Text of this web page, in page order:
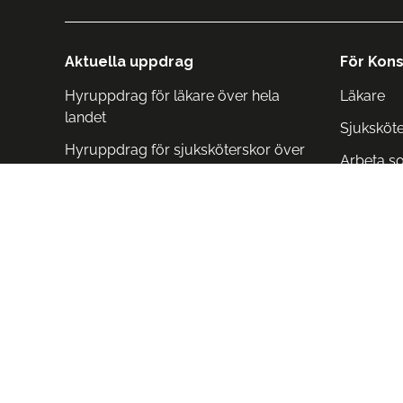
Aktuella uppdrag
Hyruppdrag för läkare över hela
landet
Hyruppdrag för sjuksköterskor över
För
Läkare
Arbeta